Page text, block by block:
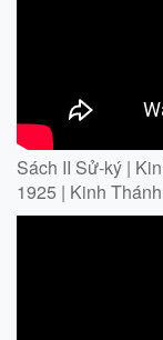
Sách II Sử-ký |
1925 | Kinh